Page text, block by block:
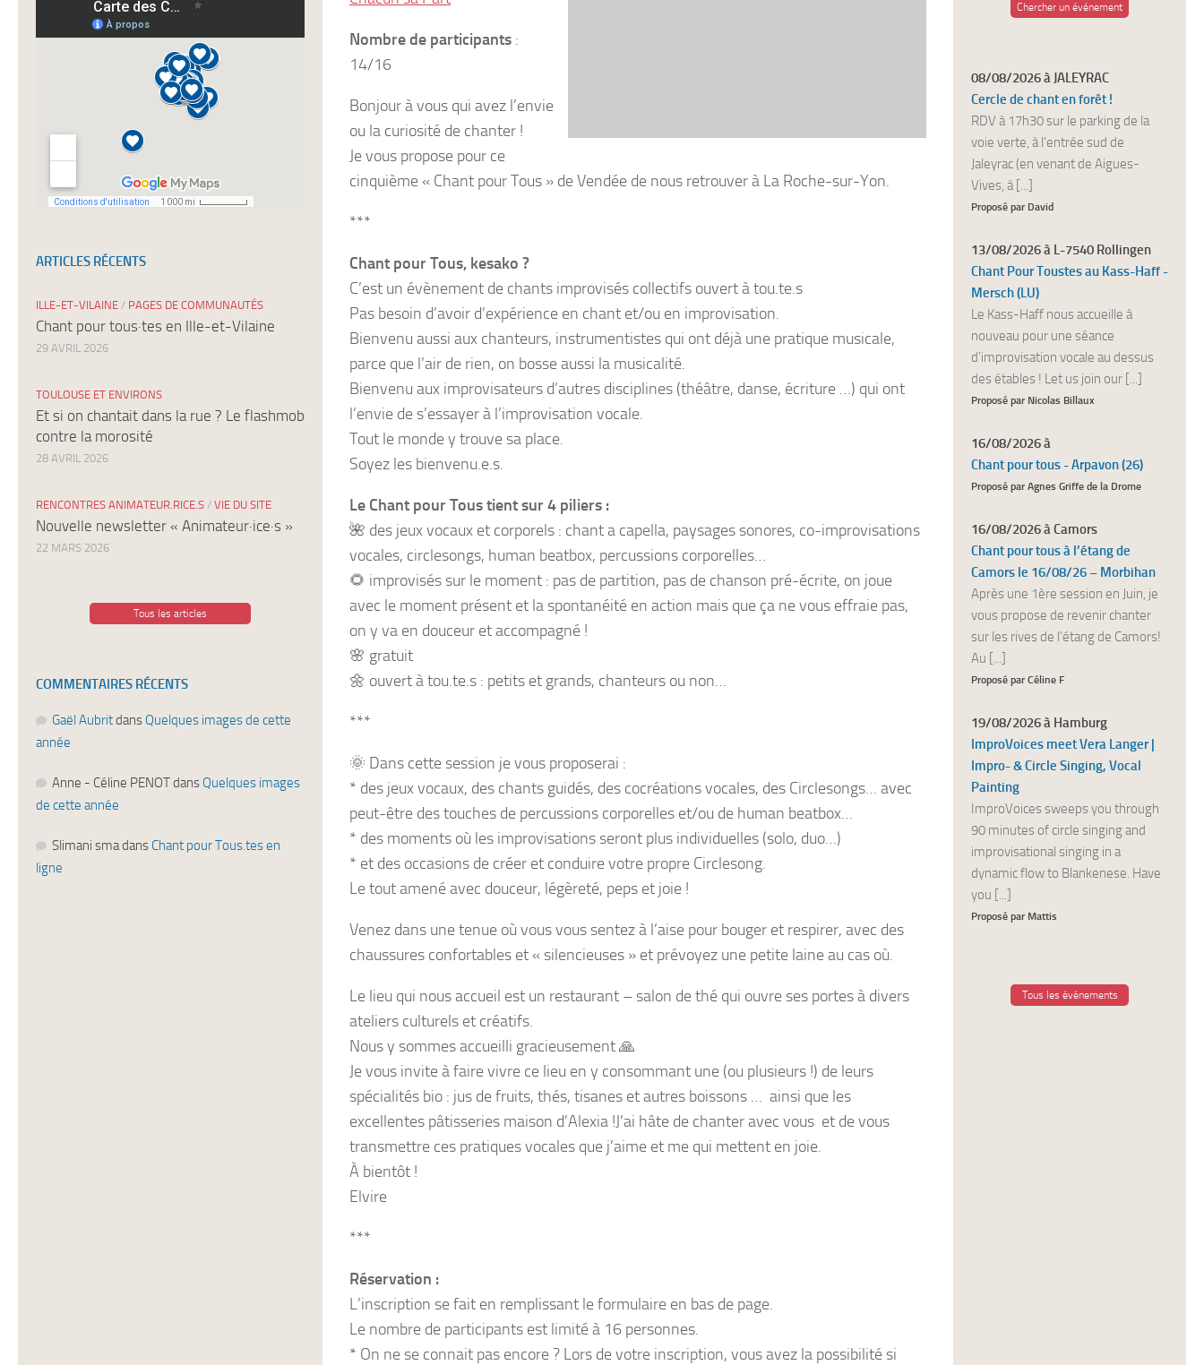
Nombre de participants :
14/16
Bonjour à vous qui avez l’envie
ou la curiosité de chanter !
Je vous propose pour ce
cinquième « Chant pour Tous » de Vendée de nous retrouver à La Roche-sur-Yon.
***
Chant pour Tous, kesako ?
C’est un évènement de chants improvisés collectifs ouvert à tou.te.s
Pas besoin d’avoir d’expérience en chant et/ou en improvisation.
Bienvenu aussi aux chanteurs, instrumentistes qui ont déjà une pratique musicale,
parce que l’air de rien, on bosse aussi la musicalité.
Bienvenu aux improvisateurs d’autres disciplines (théâtre, danse, écriture …) qui ont
l’envie de s’essayer à l’improvisation vocale.
Tout le monde y trouve sa place.
Soyez les bienvenu.e.s.
Le Chant pour Tous tient sur 4 piliers :
🌺 des jeux vocaux et corporels : chant a capella, paysages sonores, co-improvisations
vocales, circlesongs, human beatbox, percussions corporelles…
🌻 improvisés sur le moment : pas de partition, pas de chanson pré-écrite, on joue
avec le moment présent et la spontanéité en action mais que ça ne vous effraie pas,
on y va en douceur et accompagné !
🌸 gratuit
🌼 ouvert à tou.te.s : petits et grands, chanteurs ou non…
***
🌞 Dans cette session je vous proposerai :
* des jeux vocaux, des chants guidés, des cocréations vocales, des Circlesongs… avec
peut-être des touches de percussions corporelles et/ou de human beatbox…
* des moments où les improvisations seront plus individuelles (solo, duo…)
* et des occasions de créer et conduire votre propre Circlesong.
Le tout amené avec douceur, légèreté, peps et joie !
Venez dans une tenue où vous vous sentez à l’aise pour bouger et respirer, avec des
chaussures confortables et « silencieuses » et prévoyez une petite laine au cas où.
Le lieu qui nous accueil est un restaurant – salon de thé qui ouvre ses portes à divers
ateliers culturels et créatifs.
Nous y sommes accueilli gracieusement🙏
Je vous invite à faire vivre ce lieu en y consommant une (ou plusieurs !) de leurs
spécialités bio : jus de fruits, thés, tisanes et autres boissons … ainsi que les
excellentes pâtisseries maison d’Alexia !J’ai hâte de chanter avec vous et de vous
transmettre ces pratiques vocales que j’aime et me qui mettent en joie.
À bientôt !
Elvire
***
Réservation :
L’inscription se fait en remplissant le formulaire en bas de page.
Le nombre de participants est limité à 16 personnes.
* On ne se connait pas encore ? Lors de votre inscription, vous avez la possibilité si
newsletters
ARTICLES RÉCENTS
ILLE-ET-VILAINE / PAGES DE COMMUNAUTÉS
Chant pour tous·tes en Ille-et-Vilaine
29 AVRIL 2026
TOULOUSE ET ENVIRONS
Et si on chantait dans la rue ? Le flashmob
contre la morosité
28 AVRIL 2026
RENCONTRES ANIMATEUR.RICE.S / VIE DU SITE
Nouvelle newsletter « Animateur·ice·s »
22 MARS 2026
Tous les articles
COMMENTAIRES RÉCENTS
Gaël Aubritdans Quelques images de cette
année
Anne - Céline PENOTdans Quelques images
de cette année
Slimani smadans Chant pour Tous.tes en
ligne
Chercher un événement
08/08/2026 à JALEYRAC
Cercle de chant en forêt !
RDV à 17h30 sur le parking de la
voie verte, à l'entrée sud de
Jaleyrac (en venant de Aigues-
Vives, à [...]
Proposé par David
13/08/2026 à L-7540 Rollingen
Chant Pour Toustes au Kass-Haff -
Mersch (LU)
Le Kass-Haff nous accueille à
nouveau pour une séance
d'improvisation vocale au dessus
des étables ! Let us join our [...]
Proposé par Nicolas Billaux
16/08/2026 à
Chant pour tous - Arpavon (26)
Proposé par Agnes Griffe de la Drome
16/08/2026 à Camors
Chant pour tous à l’étang de
Camors le 16/08/26 – Morbihan
Après une 1ère session en Juin, je
vous propose de revenir chanter
sur les rives de l’étang de Camors!
Au [...]
Proposé par Céline F
19/08/2026 à Hamburg
ImproVoices meet Vera Langer |
Impro- & Circle Singing, Vocal
Painting
ImproVoices sweeps you through
90 minutes of circle singing and
improvisational singing in a
dynamic flow to Blankenese. Have
you [...]
Proposé par Mattis
Tous les événements